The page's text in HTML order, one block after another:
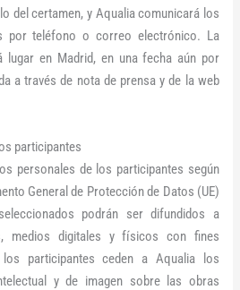
del certamen, y Aqualia comunicará los
por teléfono o correo electrónico. La
lugar en Madrid, en una fecha aún por
a través de nota de prensa y de la web
participantes
personales de los participantes según
General de Protección de Datos (UE)
podrán ser difundidos a
medios digitales y físicos con fines
los participantes ceden a Aqualia los
y de imagen sobre las obras